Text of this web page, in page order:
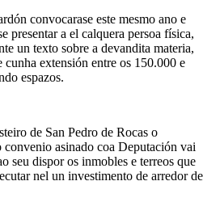
convocarase este mesmo ano e
presentar a el calquera persoa física,
un texto sobre a devandita materia,
extensión entre os 150.000 e
espazos.
de San Pedro de Rocas o
asinado coa Deputación vai
seu dispor os inmobles e terreos que
nel un investimento de arredor de